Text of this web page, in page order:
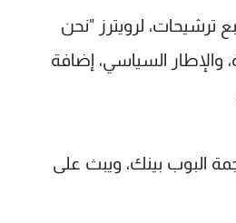
لرويترز "نحن
والإطار السياسي، إضافة
البوب بينك، ويبث على